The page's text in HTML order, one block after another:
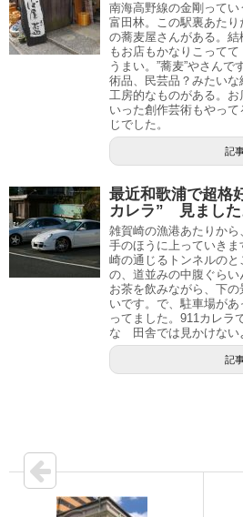
南海高野線の金剛って
富田林。この駅裏あた
の蕎麦屋さんがある。
もお店もかなりこって
うまい。”蕎麦”やさん
術品、民芸品？みたい
工房的なものがある。
いった創作芸術もやっ
じでした。
記
最近和歌浦で超
カレラ” 見ました
雑賀崎の漁港あたりか
手のほうに上っていき
崎の通じるトンネルの
の、道並みの中腹ぐらい
お茶を飲みながら、下
いです。で、駐車場が
ってました。911カレラ
な 田舎では見かけない
記